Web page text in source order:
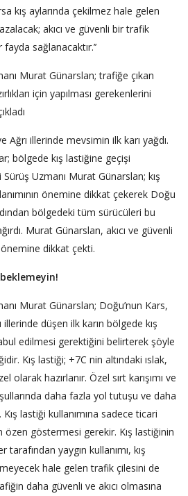
kış aylarında çekilmez hale gelen
akıcı ve güvenli bir trafik
sağlanacaktır.’’
Murat Günarslan; trafiğe çıkan
için yapılması gerekenlerini
Ağrı illerinde mevsimin ilk karı yağdı.
bölgede kış lastiğine geçişi
Sürüş Uzmanı Murat Günarslan; kış
önemine dikkat çekerek Doğu
bölgedeki tüm sürücüleri bu
Murat Günarslan, akıcı ve güvenli
dikkat çekti.
beklemeyin!
Murat Günarslan; Doğu’nun Kars,
düşen ilk karın bölgede kış
edilmesi gerektiğini belirterek şöyle
Kış lastiği; +7C nin altındaki ıslak,
olarak hazırlanır. Özel sırt karışımı ve
daha fazla yol tutuşu ve daha
lastiği kullanımına sadece ticari
göstermesi gerekir. Kış lastiğinin
yaygın kullanımı, kış
hale gelen trafik çilesini de
daha güvenli ve akıcı olmasına